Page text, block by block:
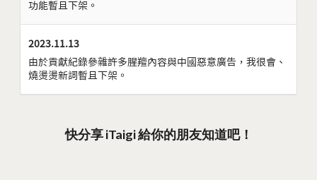
功能暫且下架。
2023.11.13
由於貢獻紀錄參雜許多腥羶內容與中國惡意廣告，我很會、
燒燙燙新詞暫且下架。
快分享 iTaigi 給你的朋友知道吧！